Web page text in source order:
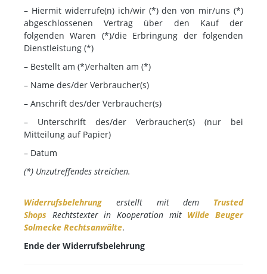
– Hiermit widerrufe(n) ich/wir (*) den von mir/uns (*)
abgeschlossenen Vertrag über den Kauf der
folgenden Waren (*)/die Erbringung der folgenden
Dienstleistung (*)
– Bestellt am (*)/erhalten am (*)
– Name des/der Verbraucher(s)
– Anschrift des/der Verbraucher(s)
– Unterschrift des/der Verbraucher(s) (nur bei
Mitteilung auf Papier)
– Datum
(*) Unzutreffendes streichen.
Widerrufsbelehrung erstellt mit dem Trusted
Shops Rechtstexter in Kooperation mit Wilde Beuger
Solmecke Rechtsanwälte.
Ende der Widerrufsbelehrung